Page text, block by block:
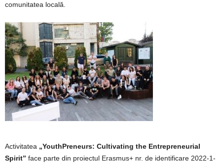
comunitatea locală.
Activitatea „YouthPreneurs: Cultivating the Entrepreneurial
Spirit” face parte din proiectul Erasmus+ nr. de identificare 2022-1-